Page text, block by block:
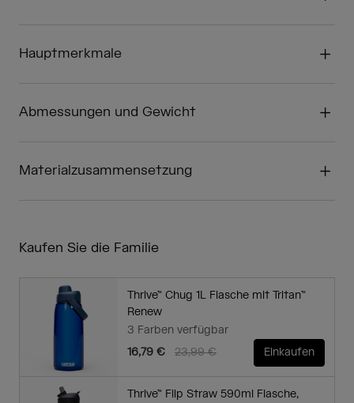
Hauptmerkmale
Abmessungen und Gewicht
Materialzusammensetzung
Kaufen Sie die Familie
Thrive™ Chug 1L Flasche mit Tritan™
Renew
3 Farben verfügbar
Price reduced from
23,99 €to
16,79 € Einkaufen
Thrive™ Flip Straw 590ml Flasche,